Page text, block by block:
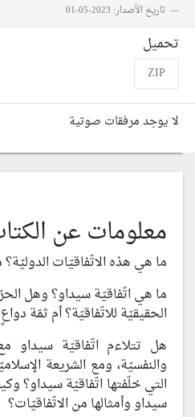
تاريخ الأصدار: 2023-05-01
تحميل
ZIP
لا يوجد مرفقات صوتية
معلومات عن
ما هي هذه الاتّفاقيّات
ما هي اتّفاقيّة سيداو؟ وهل
الحقيقيّة للاتّفاقيّة؟ أم ثمّة
هل تتلاءم اتّفاقيّة سيداو
والنفسيّة، ومع الشريعة
التي خلّفتها اتّفاقيّة سيداو؟
سيداو وأمثالها من الاتّفاقيّات؟